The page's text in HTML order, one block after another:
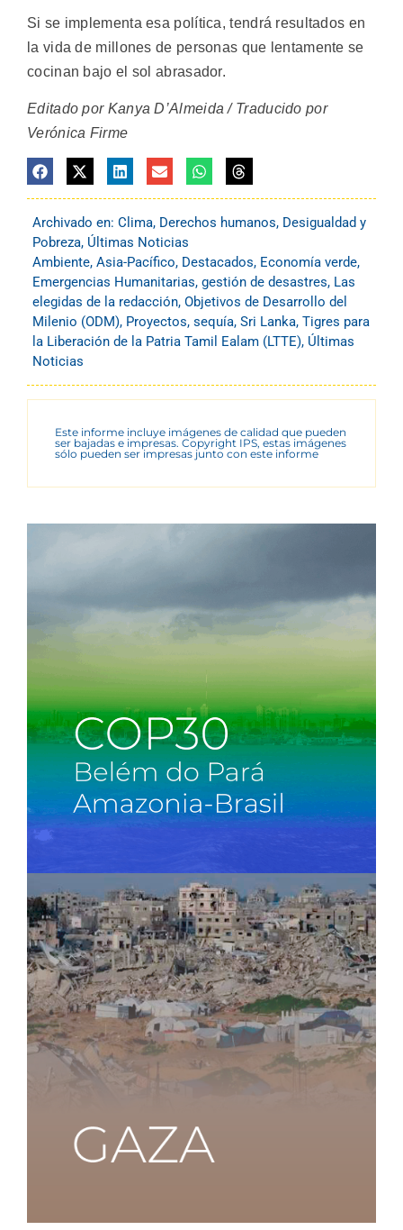
Si se implementa esa política, tendrá resultados en
la vida de millones de personas que lentamente se
cocinan bajo el sol abrasador.
Editado por Kanya D’Almeida / Traducido por
Verónica Firme
Archivado en: Clima, Derechos humanos, Desigualdad y
Pobreza, Últimas Noticias
Ambiente, Asia-Pacífico, Destacados, Economía verde,
Emergencias Humanitarias, gestión de desastres, Las
elegidas de la redacción, Objetivos de Desarrollo del
Milenio (ODM), Proyectos, sequía, Sri Lanka, Tigres para
la Liberación de la Patria Tamil Ealam (LTTE), Últimas
Noticias
Este informe incluye imágenes de calidad que pueden
ser bajadas e impresas. Copyright IPS, estas imágenes
sólo pueden ser impresas junto con este informe